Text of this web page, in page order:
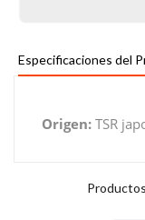
Especificaciones del
Origen: TSR